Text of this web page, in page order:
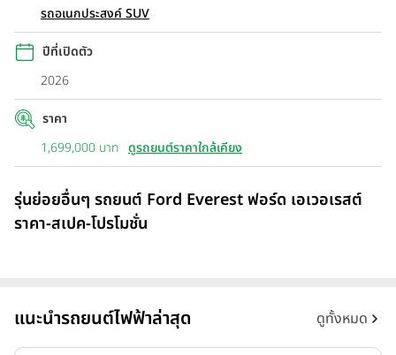
รถอเนกประสงค์ SUV
ปีที่เปิดตัว
2026
ราคา
1,699,000 บาท ดูรถยนต์ราคาใกล้เคียง
รุ่นย่อยอื่นๆ รถยนต์ Ford Everest ฟอร์ด เอเวอเรสต์
ราคา-สเปค-โปรโมชั่น
แนะนำรถยนต์ไฟฟ้าล่าสุด ดูทั้งหมด